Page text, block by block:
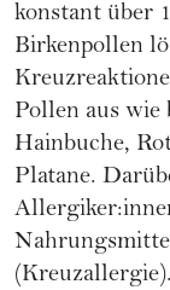
konstant über
Birkenpollen
Pollen aus wie
Hainbuche,
Platane.
(Kreuzallergie).